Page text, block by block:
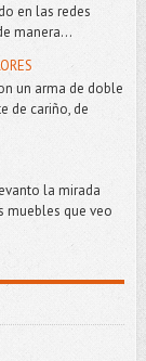
en las redes
manera...
un arma de doble
de cariño, de
la mirada
muebles que veo